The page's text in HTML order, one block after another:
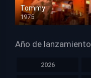
Tommy
1975
HD 1080p
Año de lanzamiento
2026